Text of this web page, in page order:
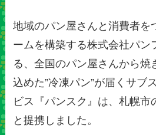
地域のパン屋さんと消費者を
ームを構築する株式会社パン
る、全国のパン屋さんから焼
込めた”冷凍パン”が届くサブ
ビス『パンスク』は、札幌市
と提携しました。